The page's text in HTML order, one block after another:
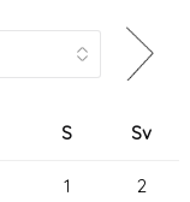
S Sv
1 2